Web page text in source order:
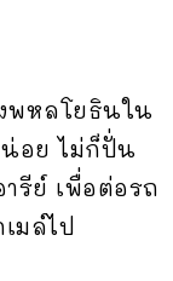
พหลโยธินใน
อย ไม่ก็ปั่น
รีย์ เพื่อต่อรถ
มล์ไป